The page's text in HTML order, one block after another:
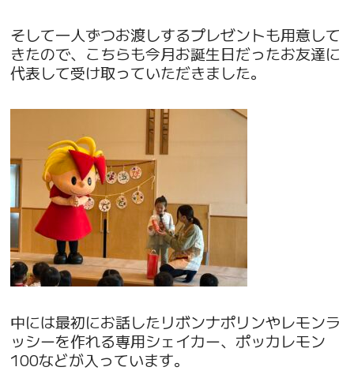
そして一人ずつお渡しするプレゼントも用意して
きたので、こちらも今月お誕生日だったお友達に
代表して受け取っていただきました。
中には最初にお話したリボンナポリンやレモンラ
ッシーを作れる専用シェイカー、ポッカレモン
100などが入っています。